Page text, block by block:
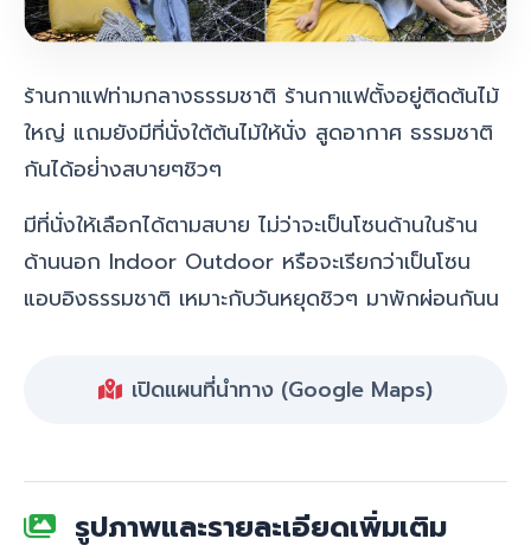
ร้านกาแฟท่ามกลางธรรมชาติ ร้านกาแฟตั้งอยู่ติดต้นไม้
ใหญ่ แถมยังมีที่นั่งใต้ต้นไม้ให้นั่ง สูดอากาศ ธรรมชาติ
กันได้อย่่างสบายๆชิวๆ
มีที่นั่งให้เลือกได้ตามสบาย ไม่ว่าจะเป็นโซนด้านในร้าน
ด้านนอก Indoor Outdoor หรือจะเรียกว่าเป็นโซน
แอบอิงธรรมชาติ เหมาะกับวันหยุดชิวๆ มาพักผ่อนกันน
เปิดแผนที่นำทาง (Google Maps)
รูปภาพและรายละเอียดเพิ่มเติม